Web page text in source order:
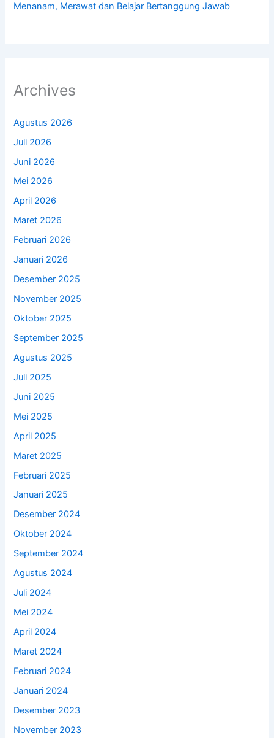
Menanam, Merawat dan Belajar Bertanggung Jawab
Archives
Agustus 2026
Juli 2026
Juni 2026
Mei 2026
April 2026
Maret 2026
Februari 2026
Januari 2026
Desember 2025
November 2025
Oktober 2025
September 2025
Agustus 2025
Juli 2025
Juni 2025
Mei 2025
April 2025
Maret 2025
Februari 2025
Januari 2025
Desember 2024
Oktober 2024
September 2024
Agustus 2024
Juli 2024
Mei 2024
April 2024
Maret 2024
Februari 2024
Januari 2024
Desember 2023
November 2023